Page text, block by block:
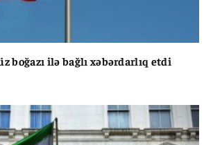
boğazı ilə bağlı xəbərdarlıq etdi